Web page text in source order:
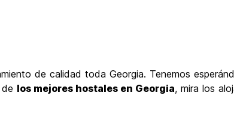
de calidad toda Georgia. Tenemos
los mejores hostales en Georgia, mira los